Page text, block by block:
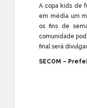
A copa kids de
em média um
os fins de
comunidade
final será
SECOM –